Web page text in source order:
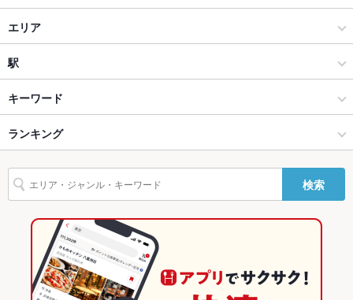
Wi-Fi なし
バリアフリ
ー
なし ：お手伝いが必要な場合はご相談ください
ー
その他設備 ご不明な点はお気軽に店舗までお問い合わせください
その他
飲み放題 あり ：コースご利用時のみ
食べ放題 なし
富寿し 新潟駅前店
居酒屋
海鮮
長野市 × 居酒屋
長野市 × 海鮮
長野駅 × 居酒屋
長野駅 × 海鮮
エリア
長野駅
長野駅 × 居酒屋
長野駅 × 海鮮
長野駅 × 和食
長野駅 × 寿司
長野 × 居酒屋
駅
長野駅
キーワード
からあげ
ランキング
長野のグルメランキング
長野の居酒屋ランキング
長野の海鮮ランキング
長野市のグルメランキング
検索